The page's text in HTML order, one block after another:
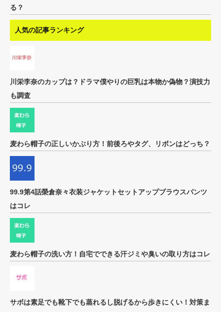
る？
人気の記事ランキング
川栄李奈のカップは？ドラマ僕やりの巨乳は本物か偽物？演技力
も調査
麦わら帽子の正しいかぶり方！前後ろやタグ、リボンはどっち？
99.9第4話榮倉奈々衣装ジャケットセットアップブラウスパンツ
はコレ
麦わら帽子の洗い方！自宅でできる汗ジミや臭いの取り方はコレ
サボは素足でも靴下でも蒸れるし脱げるから歩きにくい！対策ま